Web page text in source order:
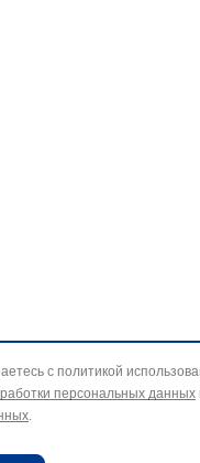
с политикой
персональных данных
.